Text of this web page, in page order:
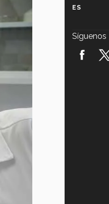
ES
Síguenos